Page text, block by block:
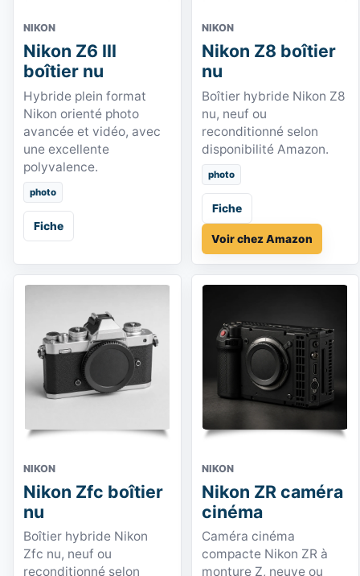
NIKON
Nikon Z6 III
boîtier nu
Hybride plein format
Nikon orienté photo
avancée et vidéo, avec
une excellente
polyvalence.
photo
Fiche
NIKON
Nikon Z8 boîtier
nu
Boîtier hybride Nikon Z8
nu, neuf ou
reconditionné selon
disponibilité Amazon.
photo
Fiche
Voir chez Amazon
NIKON
Nikon Zfc boîtier
nu
Boîtier hybride Nikon
Zfc nu, neuf ou
reconditionné selon
NIKON
Nikon ZR caméra
cinéma
Caméra cinéma
compacte Nikon ZR à
monture Z, neuve ou